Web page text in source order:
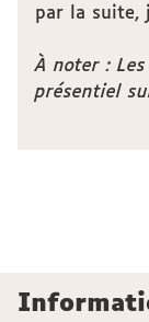
par la suite,
À noter :
présentiel